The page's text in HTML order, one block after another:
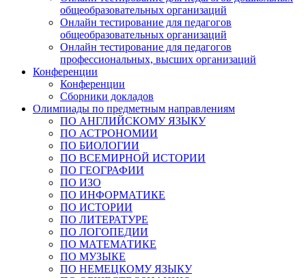
общеобразовательных организаций
Онлайн тестирование для педагогов
общеобразовательных организаций
Онлайн тестирование для педагогов
профессиональных, высших организаций
Конференции
Конференции
Сборники докладов
Олимпиады по предметным направлениям
ПО АНГЛИЙСКОМУ ЯЗЫКУ
ПО АСТРОНОМИИ
ПО БИОЛОГИИ
ПО ВСЕМИРНОЙ ИСТОРИИ
ПО ГЕОГРАФИИ
ПО ИЗО
ПО ИНФОРМАТИКЕ
ПО ИСТОРИИ
ПО ЛИТЕРАТУРЕ
ПО ЛОГОПЕДИИ
ПО МАТЕМАТИКЕ
ПО МУЗЫКЕ
ПО НЕМЕЦКОМУ ЯЗЫКУ